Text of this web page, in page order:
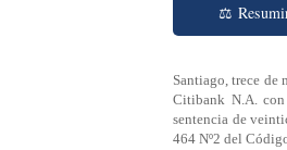
⚖
Santiago, trece de
Citibank N.A.
sentencia de
464 Nº2 del